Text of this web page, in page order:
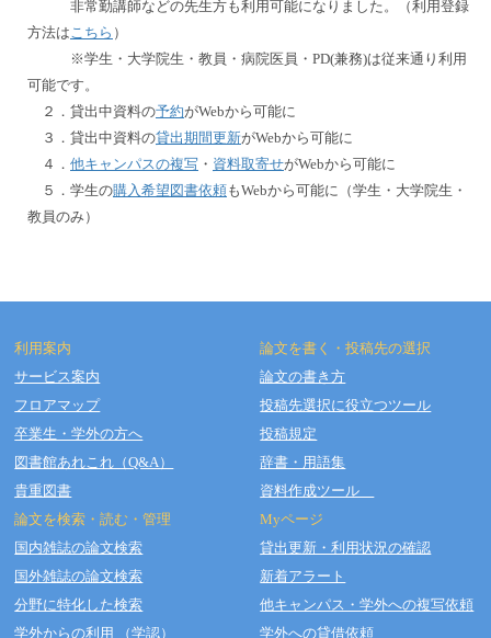
非常勤講師などの先生方も利用可能になりました。（利用登録
方法は こちら ）
※学生・大学院生・教員・病院医員・PD(兼務)は従来通り利用
可能です。
２．貸出中資料の予約がWebから可能に
３．貸出中資料の貸出期間更新がWebから可能に
４． 他キャンパスの複写 ・ 資料取寄せがWebから可能に
５．学生の購入希望図書依頼もWebから可能に（学生・大学院生・
教員のみ）
利用案内
サービス案内
フロアマップ
卒業生・学外の方へ
図書館あれこれ（Q&A）
貴重図書
論文を検索・読む・管理
国内雑誌の論文検索
国外雑誌の論文検索
分野に特化した検索
学外からの利用 （学認）
論文を書く・投稿先の選択
論文の書き方
投稿先選択に役立つツール
投稿規定
辞書・用語集
資料作成ツール
Myページ
貸出更新・利用状況の確認
新着アラート
他キャンパス・学外への複写依頼
学外への貸借依頼
Copyright © OSAKA DENTAL UNIVERSITY LIBRARY All Rights Reserved.